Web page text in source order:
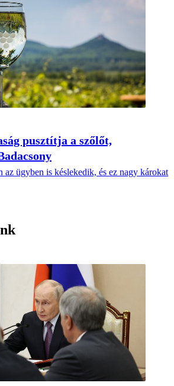
pusztítja a szőlőt,
az ügyben is késlekedik, és ez nagy károkat